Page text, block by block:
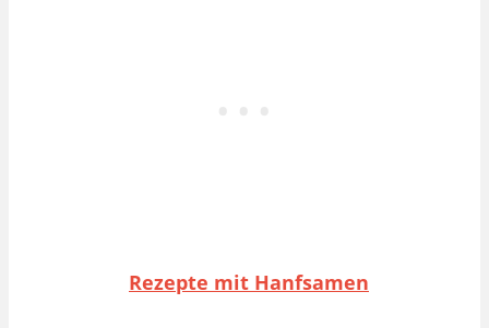
Rezepte mit Hanfsamen